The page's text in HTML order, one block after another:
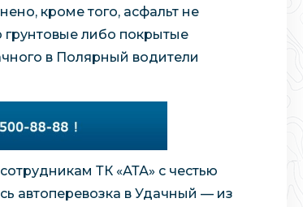
кроме того, асфальт не
либо покрытые
в Полярный водители
ТК «АТА» с честью
автоперевозка в Удачный — из